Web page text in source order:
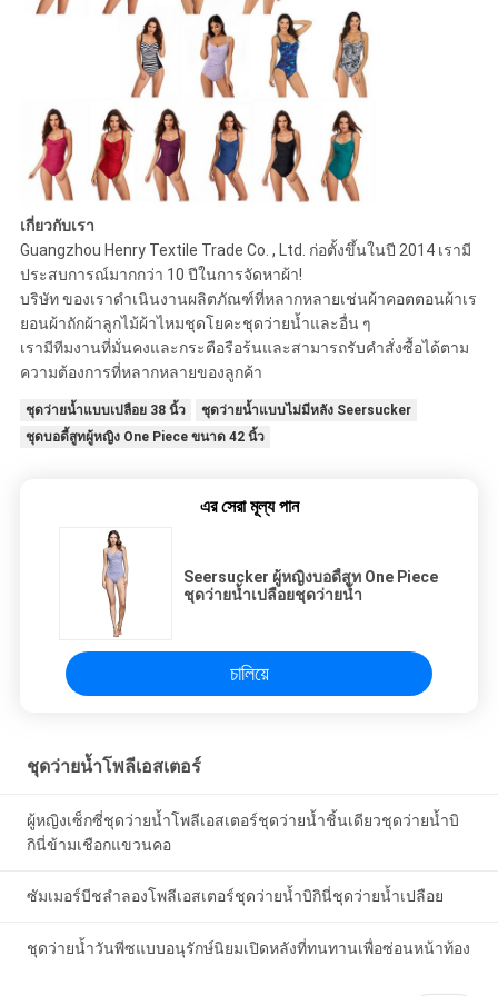
เกี่ยวกับเรา
Guangzhou Henry Textile Trade Co. , Ltd. ก่อตั้งขึ้นในปี 2014 เรามี
ประสบการณ์มากกว่า 10 ปีในการจัดหาผ้า!
บริษัท ของเราดำเนินงานผลิตภัณฑ์ที่หลากหลายเช่นผ้าคอตตอนผ้าเร
ยอนผ้าถักผ้าลูกไม้ผ้าไหมชุดโยคะชุดว่ายน้ำและอื่น ๆ
เรามีทีมงานที่มั่นคงและกระตือรือร้นและสามารถรับคำสั่งซื้อได้ตาม
ความต้องการที่หลากหลายของลูกค้า
ชุดว่ายน้ำแบบเปลือย 38 นิ้ว
ชุดว่ายน้ำแบบไม่มีหลัง Seersucker
ชุดบอดี้สูทผู้หญิง One Piece ขนาด 42 นิ้ว
এর সেরা মূল্য পান
Seersucker ผู้หญิงบอดี้สูท One Piece
ชุดว่ายน้ำเปลือยชุดว่ายน้ำ
চালিয়ে
ชุดว่ายน้ำโพลีเอสเตอร์
ผู้หญิงเซ็กซี่ชุดว่ายน้ำโพลีเอสเตอร์ชุดว่ายน้ำชิ้นเดียวชุดว่ายน้ำบิ
กินี่ข้ามเชือกแขวนคอ
ซัมเมอร์บีชลำลองโพลีเอสเตอร์ชุดว่ายน้ำบิกินี่ชุดว่ายน้ำเปลือย
ชุดว่ายน้ำวันพีซแบบอนุรักษ์นิยมเปิดหลังที่ทนทานเพื่อซ่อนหน้าท้อง